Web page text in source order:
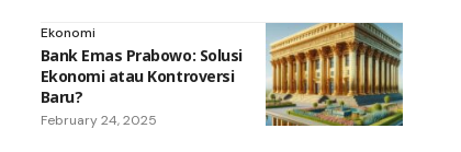
Ekonomi
Bank Emas Prabowo: Solusi
Ekonomi atau Kontroversi
Baru?
February 24, 2025